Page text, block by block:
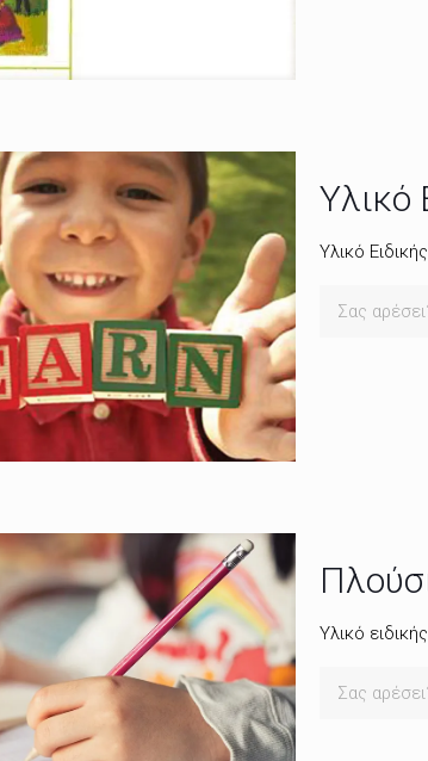
Υλικό
Υλικό
Σας
Υλικό
Σας